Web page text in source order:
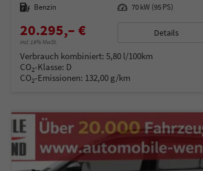
Kraftstoff Benzin Leistung 70 kW (95 PS)
20.295,– €
incl. 19% MwSt.
Details
Verbrauch kombiniert: 5,80 l/100km
CO2-Klasse: D
CO2-Emissionen: 132,00 g/km